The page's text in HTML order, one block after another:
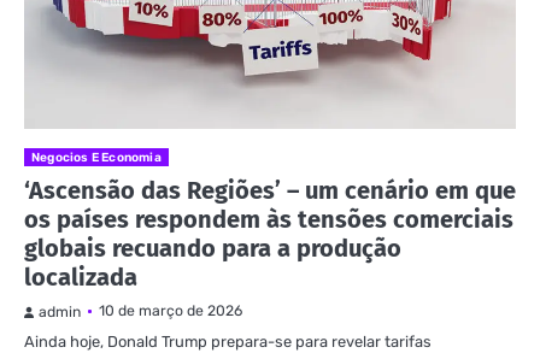
Negocios E Economia
‘Ascensão das Regiões’ – um cenário em que
os países respondem às tensões comerciais
globais recuando para a produção
localizada
admin 10 de março de 2026
Ainda hoje, Donald Trump prepara-se para revelar tarifas